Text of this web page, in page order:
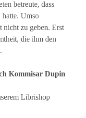
betreute, dass
Umso
nicht zu geben. Erst
die ihm den
Kommisar Dupin
Librishop